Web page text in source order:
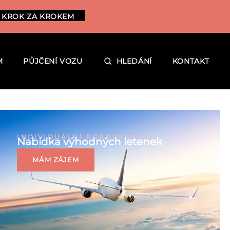
ZA KROKEM
PŮJČENÍ VOZU HLEDÁNÍ KONTAKT
INDIVIDUÁLNÍ PORADENSTVÍ
Nabídka výhodných letenek
MÁM ZÁJEM